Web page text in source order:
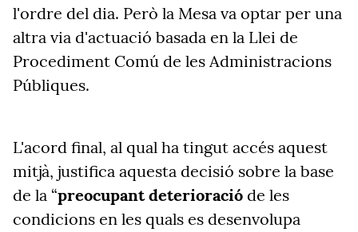
l'ordre del dia. Però la Mesa va optar per una
altra via d'actuació basada en la Llei de
Procediment Comú de les Administracions
Públiques.
L'acord final, al qual ha tingut accés aquest
mitjà, justifica aquesta decisió sobre la base
de la “preocupant deterioració de les
condicions en les quals es desenvolupa